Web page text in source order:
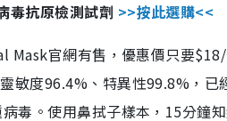
毒抗原檢測試劑 >>按此選購<<
Mask官網有售，優惠價只要
敏度96.4%、特異性99.8%，
毒。使用鼻拭子樣本，15分鐘知